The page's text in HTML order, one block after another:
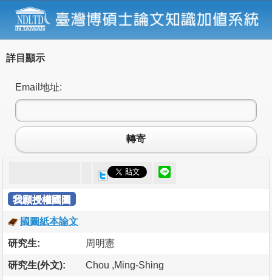
詳目顯示
Email地址:
轉寄
我願授權國圖
國圖紙本論文
研究生: 周明憲
研究生(外文): Chou ,Ming-Shing